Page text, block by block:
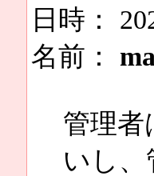
日時：
名前：
管理者
いし